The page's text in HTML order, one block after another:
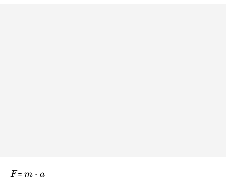
\vec{F}
F = m\cdot
m ⋅ a